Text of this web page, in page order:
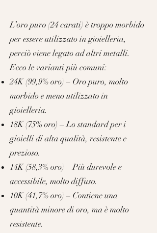
L’oro puro (24 carati) è troppo morbido
per essere utilizzato in gioielleria,
perciò viene legato ad altri metalli.
Ecco le varianti più comuni:
24K (99,9% oro) – Oro puro, molto
morbido e meno utilizzato in
gioielleria.
18K (75% oro) – Lo standard per i
gioielli di alta qualità, resistente e
prezioso.
14K (58,3% oro) – Più durevole e
accessibile, molto diffuso.
10K (41,7% oro) – Contiene una
quantità minore di oro, ma è molto
resistente.